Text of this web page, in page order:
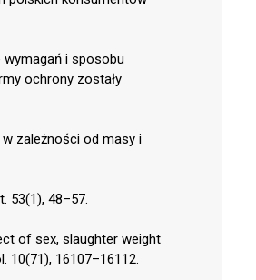
wymagań i sposobu
ochrony zostały
w zależności od masy i
53(1), 48–57.
of sex, slaughter weight
10(71), 16107–16112.